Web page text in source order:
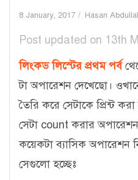
8 January, 2017 Hasan
Post updated on 13th
লিংকড লিস্টের প্রথম পর্ব
টা অপারেশন দেখেছো।
তৈরি করে সেটাকে প্রিন্ট
সেটা count করার
কয়েকটা ব্যাসিক অপারেশন
সেগুলো হচ্ছেঃ